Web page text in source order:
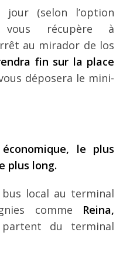
jour (selon l’option
récupère à
au mirador de los
fin sur la place
déposera le mini-
le plus
plus long.
local au terminal
comme Reina,
partent du terminal